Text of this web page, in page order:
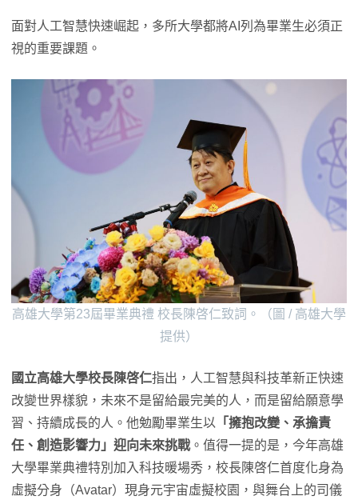
面對人工智慧快速崛起，多所大學都將AI列為畢業生必須正
視的重要課題。
高雄大學第23屆畢業典禮 校長陳啓仁致詞。（圖 / 高雄大學
提供）
國立高雄大學校長陳啓仁指出，人工智慧與科技革新正快速
改變世界樣貌，未來不是留給最完美的人，而是留給願意學
習、持續成長的人。他勉勵畢業生以 「擁抱改變、承擔責
任、創造影響力」迎向未來挑戰。值得一提的是，今年高雄
大學畢業典禮特別加入科技暖場秀，校長陳啓仁首度化身為
虛擬分身（Avatar）現身元宇宙虛擬校園，與舞台上的司儀